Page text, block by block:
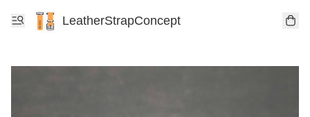
LeatherStrapConcept